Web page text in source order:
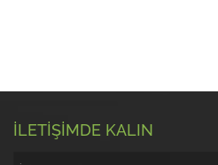
İLETİŞİMDE KALIN